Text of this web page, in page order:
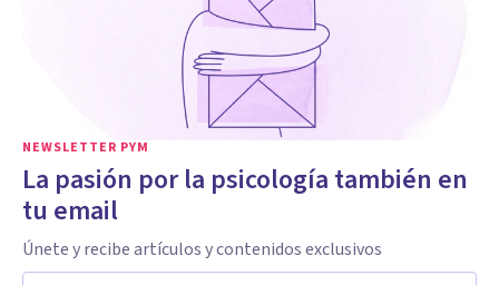
NEWSLETTER PYM
La pasión por la psicología también en
tu email
Únete y recibe artículos y contenidos exclusivos